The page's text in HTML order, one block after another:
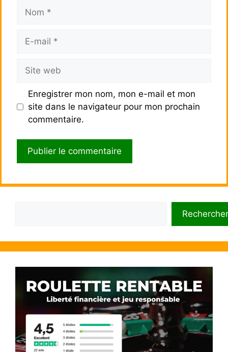
Nom
Site
web
Enregistrer mon nom, mon e-mail et mon
site dans le navigateur pour mon prochain
commentaire.
Rechercher